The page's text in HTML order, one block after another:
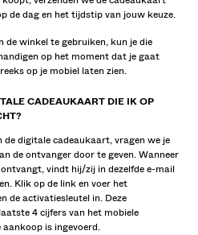
de dag en het tijdstip van jouw keuze.
winkel te gebruiken, kun je die
op het moment dat je gaat
op je mobiel laten zien.
CADEAUKAART DIE IK OP
digitale cadeaukaart, vragen we je
de ontvanger door te geven. Wanneer
vindt hij/zij in dezelfde e-mail
Klik op de link en voer het
de activatiesleutel in. Deze
4 cijfers van het mobiele
is ingevoerd.